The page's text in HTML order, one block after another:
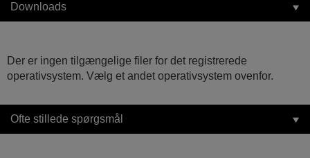
Downloads
Der er ingen tilgængelige filer for det registrerede
operativsystem. Vælg et andet operativsystem ovenfor.
Ofte stillede spørgsmål